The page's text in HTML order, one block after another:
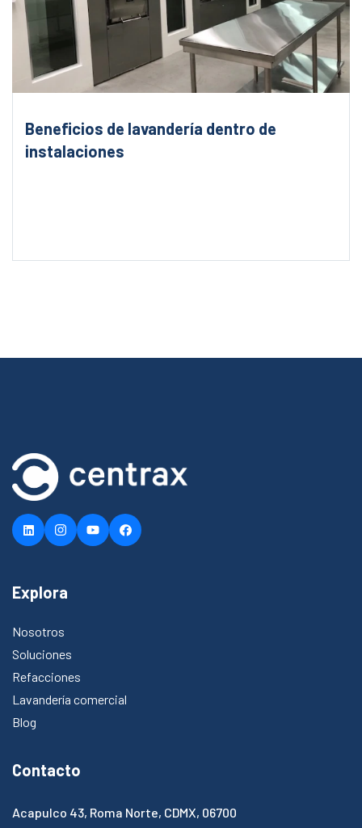
Beneficios de lavandería dentro de
instalaciones
Explora
Nosotros
Soluciones
Refacciones
Lavandería comercial
Blog
Contacto
Acapulco 43, Roma Norte, CDMX, 06700​